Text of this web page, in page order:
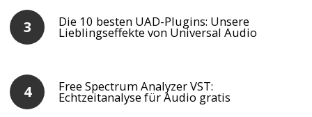
Die 10 besten UAD-Plugins: Unsere
Lieblingseffekte von Universal Audio
Free Spectrum Analyzer VST:
Echtzeitanalyse für Audio gratis